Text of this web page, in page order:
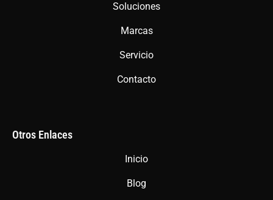
a
m
Soluciones
Marcas
Servicio
Contacto
Otros Enlaces
Inicio
Blog